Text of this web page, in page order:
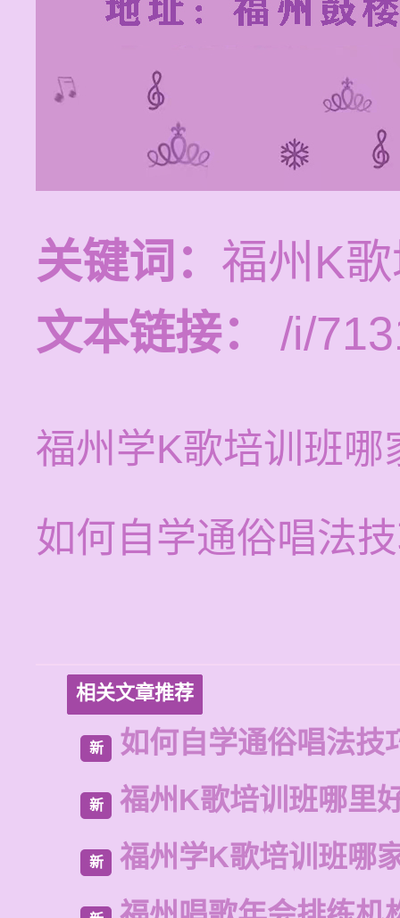
关键词： 福州K
文本链接：
/i/
福州学K歌培训班哪
如何自学通俗唱法
相关文章推荐
新 如何自学通俗唱法技
新 福州K歌培训班哪里
新 福州学K歌培训班哪